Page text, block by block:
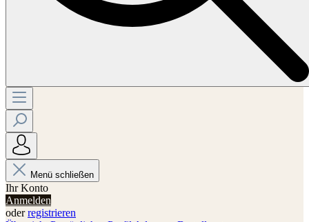
Menü schließen
Ihr Konto
Anmelden
oderregistrieren